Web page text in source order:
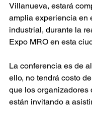
Villanueva, estará
amplia experiencia en
industrial, durante la
Expo MRO en esta
La conferencia es de
ello, no tendrá costo
que los organizadores
están invitando a